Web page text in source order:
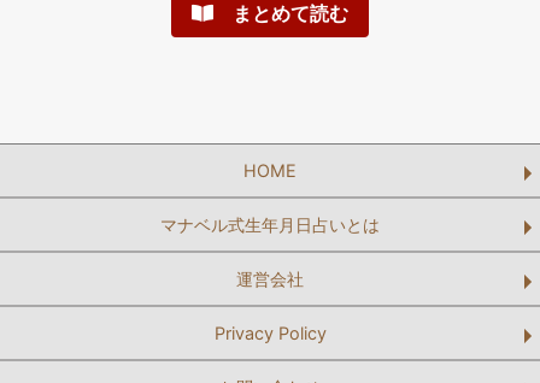
まとめて読む
HOME
マナベル式生年月日占いとは
運営会社
Privacy Policy